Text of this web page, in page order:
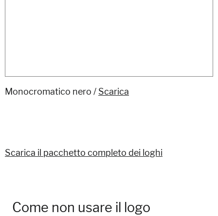
Monocromatico nero / Scarica
Scarica il pacchetto completo dei loghi
Come non usare il logo